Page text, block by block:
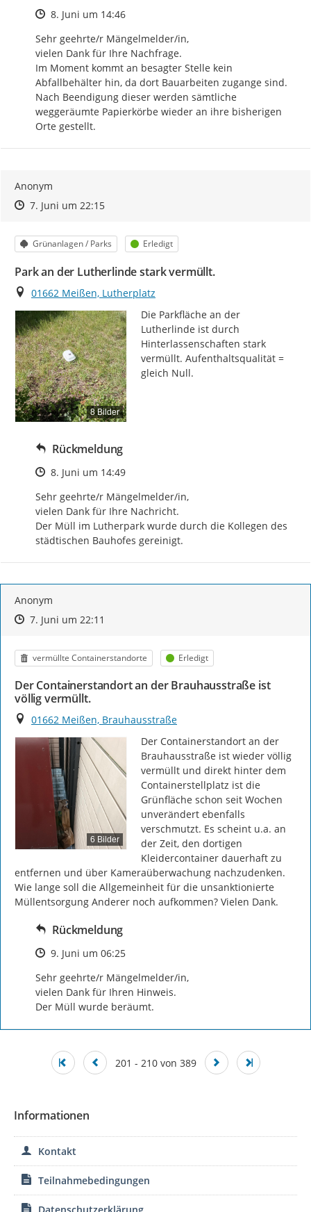
Zeitpunkt des Erstellens
8. Juni um 14:46
Sehr geehrte/r Mängelmelder/in,
vielen Dank für Ihre Nachfrage.
Im Moment kommt an besagter Stelle kein
Abfallbehälter hin, da dort Bauarbeiten zugange sind.
Nach Beendigung dieser werden sämtliche
weggeräumte Papierkörbe wieder an ihre bisherigen
Orte gestellt.
Anonym
Zeitpunkt des Erstellens
Zeitpunkt des Erstellens
7. Juni um 22:15Zur Äußerung
Kategorie
Grünanlagen / Parks Status
Erledigt
Park an der Lutherlinde stark vermüllt.
Ort
01662 Meißen, Lutherplatz
8 Bilder
Die Parkfläche an der
Lutherlinde ist durch
Hinterlassenschaften stark
vermüllt. Aufenthaltsqualität =
gleich Null.
Rückmeldung
Zeitpunkt des Erstellens
8. Juni um 14:49
Sehr geehrte/r Mängelmelder/in,
vielen Dank für Ihre Nachricht.
Der Müll im Lutherpark wurde durch die Kollegen des
städtischen Bauhofes gereinigt.
Anonym
Zeitpunkt des Erstellens
Zeitpunkt des Erstellens
7. Juni um 22:11
Kategorie
vermüllte Containerstandorte Status
Erledigt
Der Containerstandort an der Brauhausstraße ist
völlig vermüllt.
Ort
01662 Meißen, Brauhausstraße
6 Bilder
Der Containerstandort an der
Brauhausstraße ist wieder völlig
vermüllt und direkt hinter dem
Containerstellplatz ist die
Grünfläche schon seit Wochen
unverändert ebenfalls
verschmutzt. Es scheint u.a. an
der Zeit, den dortigen
Kleidercontainer dauerhaft zu
entfernen und über Kameraüberwachung nachzudenken.
Wie lange soll die Allgemeinheit für die unsanktionierte
Müllentsorgung Anderer noch aufkommen? Vielen Dank.
Rückmeldung
Zeitpunkt des Erstellens
9. Juni um 06:25
Sehr geehrte/r Mängelmelder/in,
vielen Dank für Ihren Hinweis.
Der Müll wurde beräumt.
201 - 210 von 389
Informationen
Kontakt
Teilnahmebedingungen